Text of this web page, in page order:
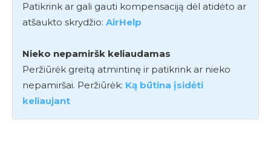
Patikrink ar gali gauti kompensaciją dėl atidėto ar
atšaukto skrydžio: AirHelp
Nieko nepamiršk keliaudamas
Peržiūrėk greitą atmintinę ir patikrink ar nieko
nepamiršai. Peržiūrėk: Ką būtina įsidėti
keliaujant